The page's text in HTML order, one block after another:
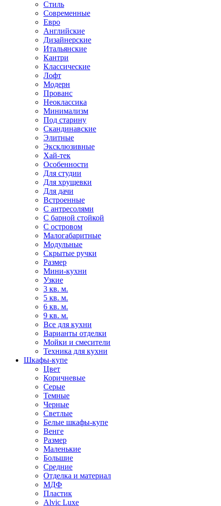
Стиль
Современные
Евро
Английские
Дизайнерские
Итальянские
Кантри
Классические
Лофт
Модерн
Прованс
Неоклассика
Минимализм
Под старину
Скандинавские
Элитные
Эксклюзивные
Хай-тек
Особенности
Для студии
Для хрущевки
Для дачи
Встроенные
С антресолями
С барной стойкой
С островом
Малогабаритные
Модульные
Скрытые ручки
Размер
Мини-кухни
Узкие
3 кв. м.
5 кв. м.
6 кв. м.
9 кв. м.
Все для кухни
Варианты отделки
Мойки и смесители
Техника для кухни
Шкафы-купе
Цвет
Коричневые
Серые
Темные
Черные
Светлые
Белые шкафы-купе
Венге
Размер
Маленькие
Большие
Средние
Отделка и материал
МДФ
Пластик
Alvic Luxe